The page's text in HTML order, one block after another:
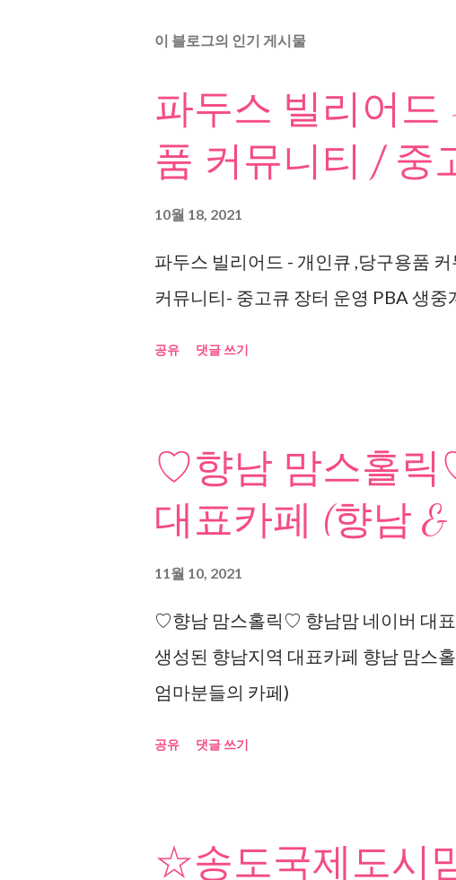
이 블로그의 인기 게시물
파두스 빌리어
품 커뮤니티 / 중
10월 18, 2021
파두스 빌리어드 - 개인큐 ,당구용품
커뮤니티- 중고큐 장터 운영 PBA 생
공유 댓글 쓰기
♡향남 맘스홀릭
대표카페 (향남
11월 10, 2021
♡향남 맘스홀릭♡ 향남맘 네이버 대
생성된 향남지역 대표카페 향남 맘스
엄마분들의 카페)
공유 댓글 쓰기
☆송도국제도시